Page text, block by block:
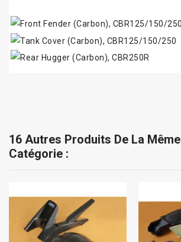
16 Autres Produits De La Même
Catégorie :